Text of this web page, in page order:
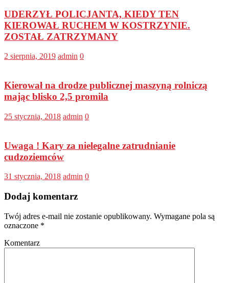
UDERZYŁ POLICJANTA, KIEDY TEN
KIEROWAŁ RUCHEM W KOSTRZYNIE.
ZOSTAŁ ZATRZYMANY
2 sierpnia, 2019 admin 0
Kierował na drodze publicznej maszyną rolniczą
mając blisko 2,5 promila
25 stycznia, 2018 admin 0
Uwaga ! Kary za nielegalne zatrudnianie
cudzoziemców
31 stycznia, 2018 admin 0
Dodaj komentarz
Twój adres e-mail nie zostanie opublikowany. Wymagane pola są
oznaczone *
Komentarz